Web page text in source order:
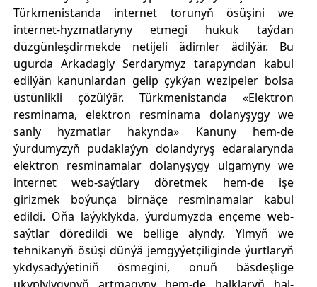
Türkmenistanda internet torunyň ösüşini we
internet-hyzmatlaryny etmegi hukuk taýdan
düzgünleşdirmekde netijeli ädimler ädilýär. Bu
ugurda Arkadagly Serdarymyz tarapyndan kabul
edilýän kanunlardan gelip çykýan wezipeler bolsa
üstünlikli çözülýär. Türkmenistanda «Elektron
resminama, elektron resminama dolanyşygy we
sanly hyzmatlar hakynda» Kanuny hem-de
ýurdumyzyň pudaklaýyn dolandyryş edaralarynda
elektron resminamalar dolanyşygy ulgamyny we
internet web-saýtlary döretmek hem-de işe
girizmek boýunça birnäçe resminamalar kabul
edildi. Oňa laýyklykda, ýurdumyzda ençeme web-
saýtlar döredildi we bellige alyndy. Ylmyň we
tehnikanyň ösüşi dünýä jemgyýetçiliginde ýurtlaryň
ykdysadyýetiniň ösmegini, onuň bäsdeşlige